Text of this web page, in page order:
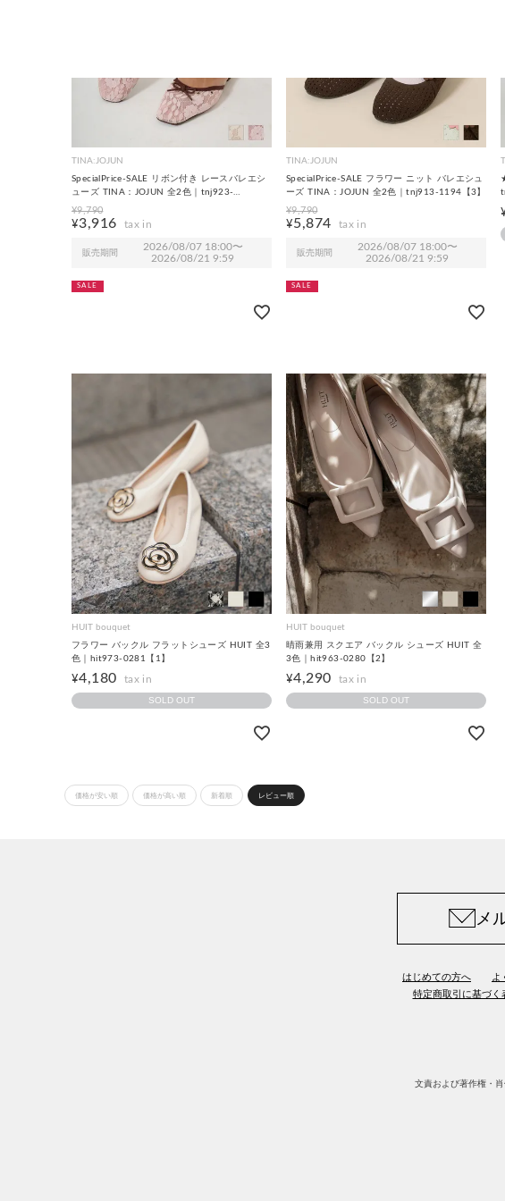
TINA:JOJUN
SpecialPrice-SALE リボン付き レースバレエシ
ューズ TINA：JOJUN 全2色｜tnj923-
0993【3】
¥9,790
¥3,916
販売期間
2026/08/07 18:00〜
2026/08/21 9:59
SALE
TINA:JOJUN
SpecialPrice-SALE フラワー ニット バレエシュ
ーズ TINA：JOJUN 全2色｜tnj913-1194【3】
¥9,790
¥5,874
販売期間
2026/08/07 18:00〜
2026/08/21 9:59
SALE
HUIT bouquet
フラワー バックル フラットシューズ HUIT 全3
色｜hit973-0281【1】
¥4,180
SOLD OUT
HUIT bouquet
晴雨兼用 スクエア バックル シューズ HUIT 全
3色｜hit963-0280【2】
¥4,290
SOLD OUT
価格が安い順 価格が高い順 新着順 レビュー順
メ
はじめての方へ よ
特定商取引に基づく
文責および著作権・